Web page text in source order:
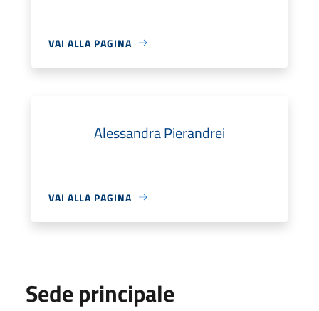
VAI ALLA PAGINA
Alessandra Pierandrei
VAI ALLA PAGINA
Sede principale